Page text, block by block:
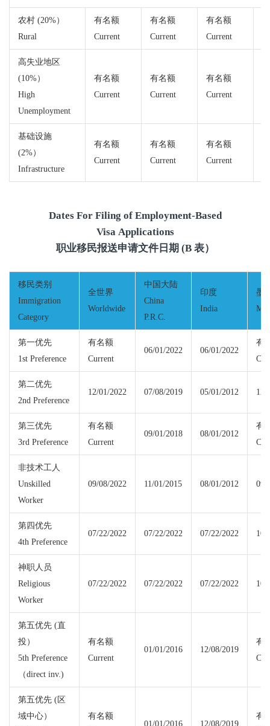
农村 (20%）
Rural
有名额
Current
有名额
Current
有名额
Current
高失业地区
(10%）
High
Unemployment
有名额
Current
有名额
Current
有名额
Current
基础设施
(2%）
Infrastructure
有名额
Current
有名额
Current
有名额
Current
Dates For Filing of Employment-Based
Visa Applications
职业移民报送申请文件日期 (B 表）
移民类别
Immigration
Category
全世界
Worldwide
中国大陆
China
P.R.C.
印度
India
墨
第一优先
1st Preference
有名额
Current
06/01/2022 06/01/2022
有
第二优先
2nd Preference
12/01/2022 07/08/2019 05/01/2012 12/
第三优先
3rd Preference
有名额
Current
09/01/2018 08/01/2012
有
非技术工人
Unskilled
Worker
09/08/2022 11/01/2015 08/01/2012 09/
第四优先
4th Preference
07/22/2022 07/22/2022 07/22/2022 10/
神职人员
Religious
Worker
07/22/2022 07/22/2022 07/22/2022 10/
第五优先 (直
投）
5th Preference
（direct inv.)
有名额
Current
01/01/2016 12/08/2019
有
第五优先 (区
域中心）
有名额
01/01/2016 12/08/2019
有